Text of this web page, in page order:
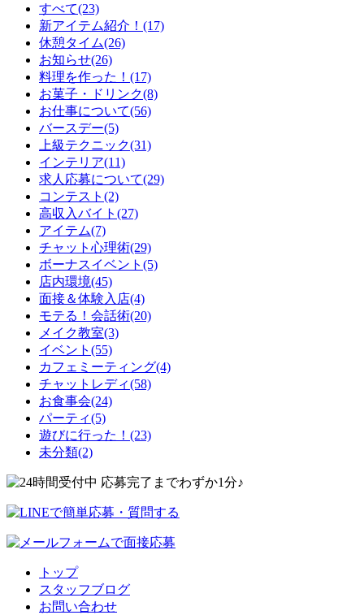
すべて(23)
新アイテム紹介！(17)
休憩タイム(26)
お知らせ(26)
料理を作った！(17)
お菓子・ドリンク(8)
お仕事について(56)
バースデー(5)
上級テクニック(31)
インテリア(11)
求人応募について(29)
コンテスト(2)
高収入バイト(27)
アイテム(7)
チャット心理術(29)
ボーナスイベント(5)
店内環境(45)
面接＆体験入店(4)
モテる！会話術(20)
メイク教室(3)
イベント(55)
カフェミーティング(4)
チャットレディ(58)
お食事会(24)
パーティ(5)
遊びに行った！(23)
未分類(2)
トップ
スタッフブログ
お問い合わせ